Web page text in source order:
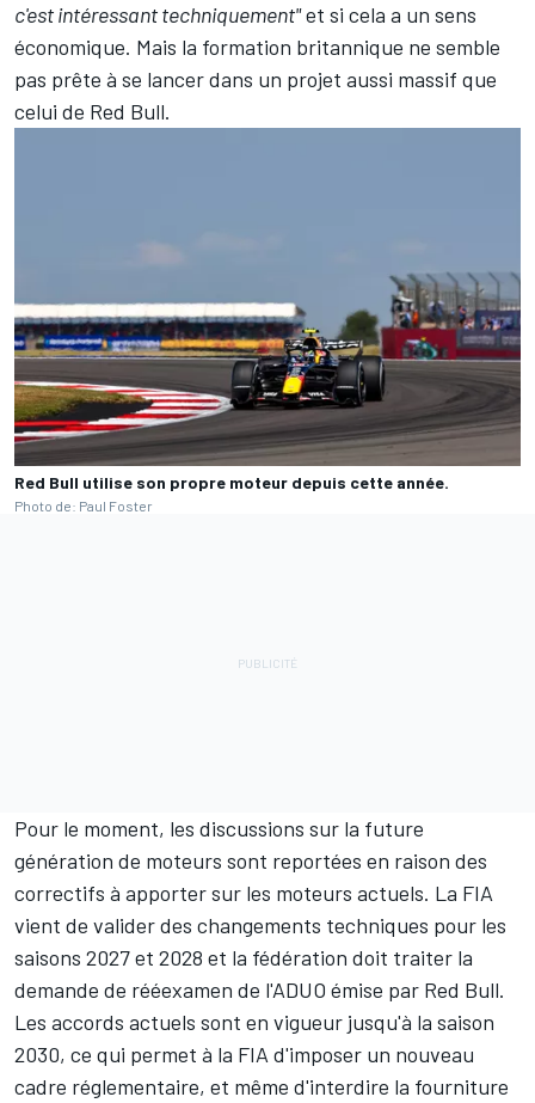
c'est intéressant techniquement"et si cela a un sens
économique. Mais la formation britannique ne semble
pas prête à se lancer dans un projet aussi massif que
celui de Red Bull.
Red Bull utilise son propre moteur depuis cette année.
Photo de: Paul Foster
Pour le moment, les discussions sur la future
génération de moteurs sont reportées en raison des
correctifs à apporter sur les moteurs actuels. La FIA
vient de valider des changements techniques pour les
saisons 2027 et 2028 et la fédération doit traiter la
demande de rééexamen de l'ADUO émise par Red Bull.
Les accords actuels sont en vigueur jusqu'à la saison
2030, ce qui permet à la FIA d'imposer un nouveau
cadre réglementaire, et même d'interdire la fourniture